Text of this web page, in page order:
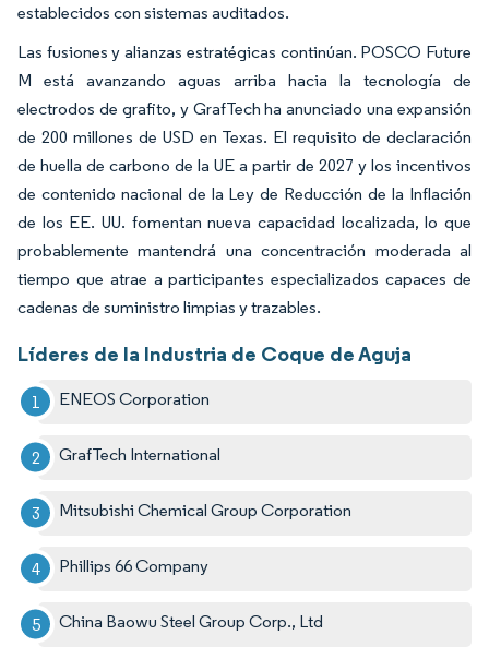
establecidos con sistemas auditados.
Las fusiones y alianzas estratégicas continúan. POSCO Future
M está avanzando aguas arriba hacia la tecnología de
electrodos de grafito, y GrafTech ha anunciado una expansión
de 200 millones de USD en Texas. El requisito de declaración
de huella de carbono de la UE a partir de 2027 y los incentivos
de contenido nacional de la Ley de Reducción de la Inflación
de los EE. UU. fomentan nueva capacidad localizada, lo que
probablemente mantendrá una concentración moderada al
tiempo que atrae a participantes especializados capaces de
cadenas de suministro limpias y trazables.
Líderes de la Industria de Coque de Aguja
ENEOS Corporation
GrafTech International
Mitsubishi Chemical Group Corporation
Phillips 66 Company
China Baowu Steel Group Corp., Ltd